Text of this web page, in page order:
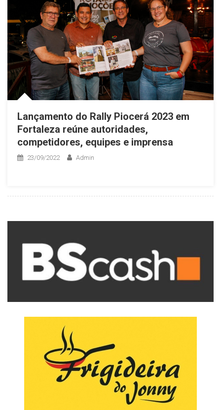
Lançamento do Rally Piocerá 2023 em
Fortaleza reúne autoridades,
competidores, equipes e imprensa
23/09/2022 Admin